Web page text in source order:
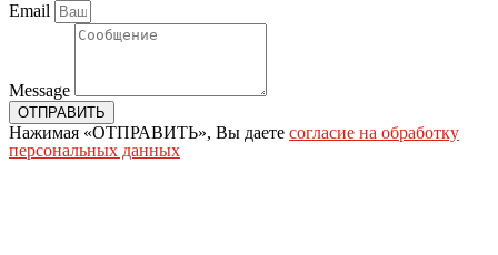
Email
Message
ОТПРАВИТЬ
Нажимая «ОТПРАВИТЬ», Вы даете согласие на обработку
персональных данных